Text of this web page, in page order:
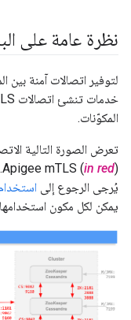
نظرة عامة على
المكوّنات.
Apigee mTLS (in red
يُرجى الرجوع إلى
يمكن لكل مكون